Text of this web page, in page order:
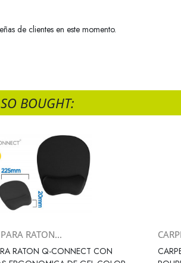
de clientes en este momento.
BOUGHT:
 Vista rápida
RATON...
RATON Q-CONNECT CON